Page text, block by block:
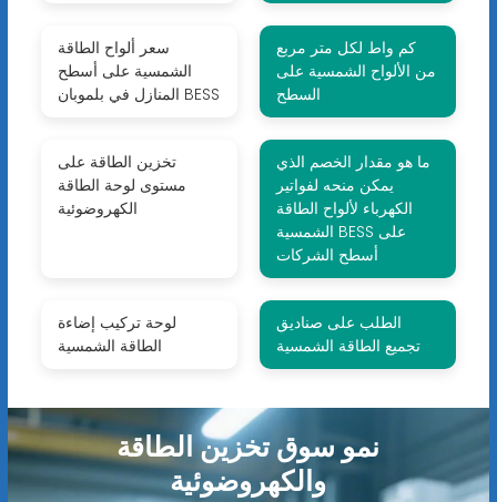
سعر ألواح الطاقة
الشمسية على أسطح
المنازل في بلموبان BESS
كم واط لكل متر مربع
من الألواح الشمسية على
السطح
تخزين الطاقة على
مستوى لوحة الطاقة
الكهروضوئية
ما هو مقدار الخصم الذي
يمكن منحه لفواتير
الكهرباء لألواح الطاقة
الشمسية BESS على
أسطح الشركات
لوحة تركيب إضاءة
الطاقة الشمسية
الطلب على صناديق
تجميع الطاقة الشمسية
نمو سوق تخزين الطاقة
والكهروضوئية